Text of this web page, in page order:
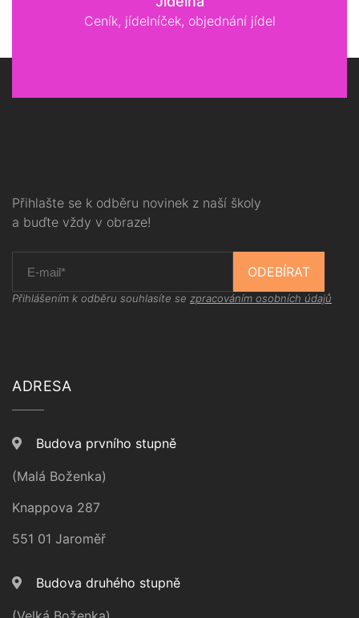
Ceník, jídelníček, objednání jídel
Přihlašte se k odběru novinek z naší školy
a buďte vždy v obraze!
ODEBÍRAT
Přihlášením k odběru souhlasíte se zpracováním osobních údajů
ADRESA
Budova prvního stupně
(Malá Boženka)
Knappova 287
551 01 Jaroměř
Budova druhého stupně